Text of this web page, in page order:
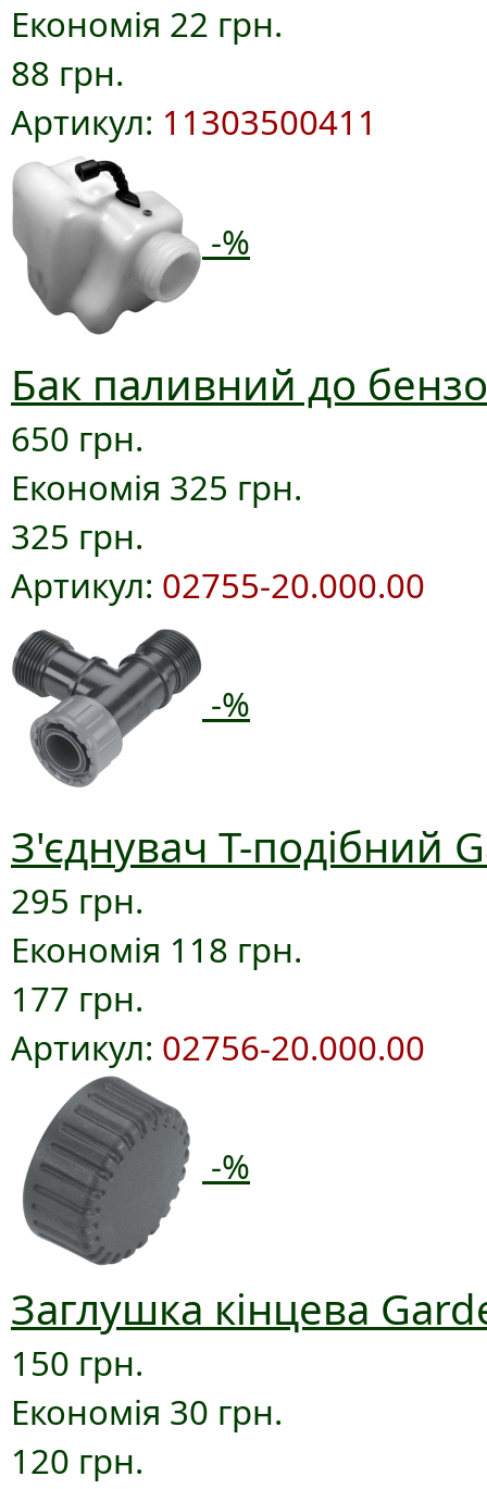
Економія 22 грн.
88 грн.
Артикул: 11303500411
-%
Бак паливний до
650 грн.
Економія 325 грн.
325 грн.
Артикул: 02755-20.000.00
-%
З'єднувач T-подібний
295 грн.
Економія 118 грн.
177 грн.
Артикул: 02756-20.000.00
-%
Заглушка кінцева
150 грн.
Економія 30 грн.
120 грн.